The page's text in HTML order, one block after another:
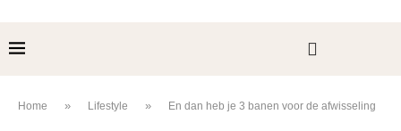
Home » Lifestyle » En dan heb je 3 banen voor de afwisseling